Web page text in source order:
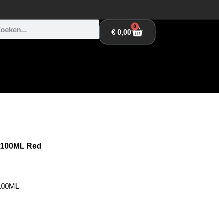
€0,00
0
Red